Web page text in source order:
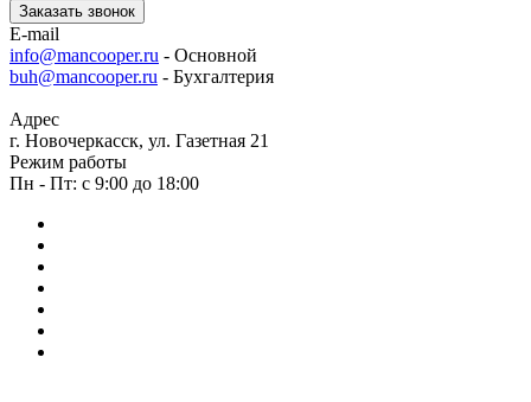
Заказать звонок
E-mail
info@mancooper.ru - Основной
buh@mancooper.ru - Бухгалтерия
Адрес
г. Новочеркасск, ул. Газетная 21
Режим работы
Пн - Пт: с 9:00 до 18:00